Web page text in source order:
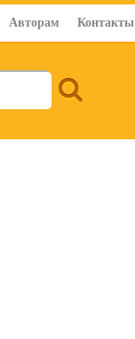
Авторам Контакты